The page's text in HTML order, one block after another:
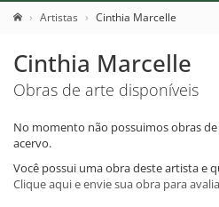
Artistas Cinthia Marcelle
Cinthia Marcelle
Obras de arte disponíveis
No momento não possuimos obras
acervo.
Você possui uma obra deste artista e
Clique aqui e envie sua obra para